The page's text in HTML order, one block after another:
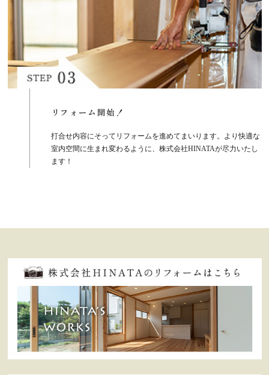
リフォーム開始！
打合せ内容にそってリフォームを進めてまいります。より快適な
室内空間に生まれ変わるように、株式会社HINATAが尽力いたし
ます！